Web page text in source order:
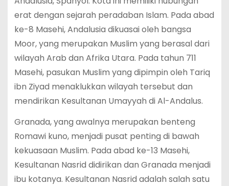
erat dengan sejarah peradaban Islam. Pada abad
ke-8 Masehi, Andalusia dikuasai oleh bangsa
Moor, yang merupakan Muslim yang berasal dari
wilayah Arab dan Afrika Utara. Pada tahun 711
Masehi, pasukan Muslim yang dipimpin oleh Tariq
ibn Ziyad menaklukkan wilayah tersebut dan
mendirikan Kesultanan Umayyah di Al-Andalus.
Granada, yang awalnya merupakan benteng
Romawi kuno, menjadi pusat penting di bawah
kekuasaan Muslim. Pada abad ke-13 Masehi,
Kesultanan Nasrid didirikan dan Granada menjadi
ibu kotanya. Kesultanan Nasrid adalah salah satu